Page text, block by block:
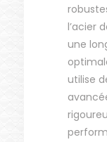
l’acier
une
utilise